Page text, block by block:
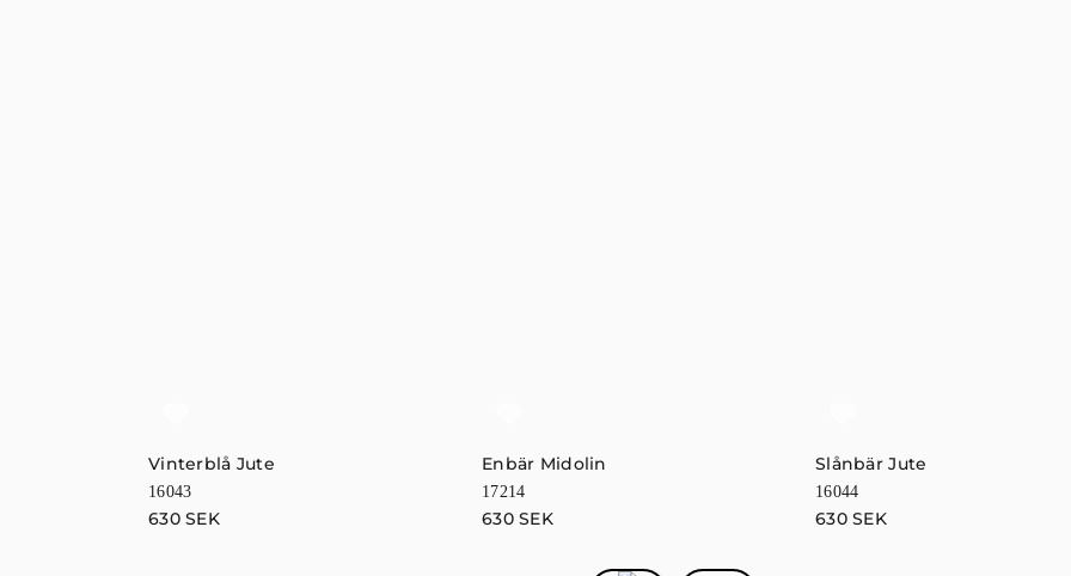
Vinterblå Jute
16043
630SEK
Enbär Midolin
17214
630SEK
Slånbär Jute
16044
630SEK